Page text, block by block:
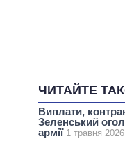
ЧИТАЙТЕ
Виплати,
Зеленський
армії 1 травня